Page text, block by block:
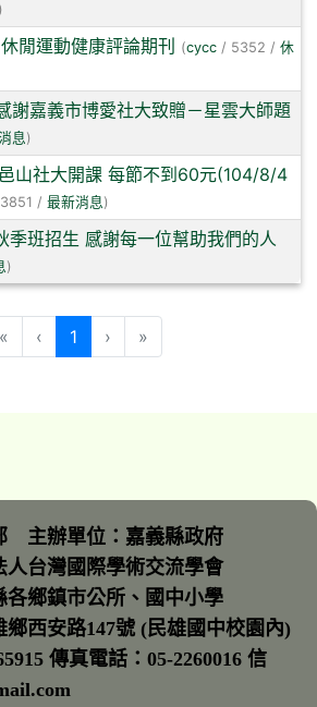
)
休閒運動健康評論期刊 (cycc/ 5352 / 休
謝嘉義市博愛社大致贈－星雲大師題
息)
邑山社大開課 每節不到60元(104/8/4
/ 最新消息)
季班招生 感謝每一位幫助我們的人
)
« ‹ 1(目前頁次)
› »
主辦單位：嘉義縣政府
人台灣國際學術交流學會
各鄉鎮市公所、國中小學
西安路147號 (民雄國中校園內)
傳真電話：05-2260016 信